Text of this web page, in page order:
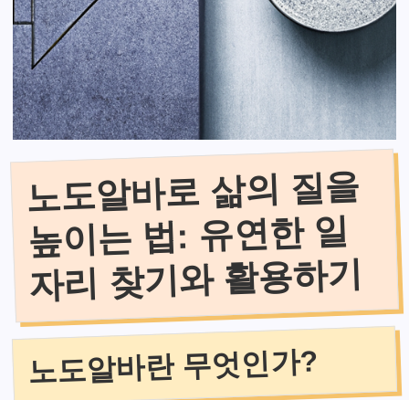
노도알바로 삶의 질을
높이는 법: 유연한 일
자리 찾기와 활용하기
노도알바란 무엇인가?